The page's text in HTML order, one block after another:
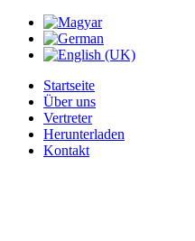
Startseite
Über uns
Vertreter
Herunterladen
Kontakt